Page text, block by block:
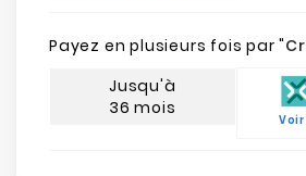
Payez en plusieurs fois par "
Jusqu'à
36 mois